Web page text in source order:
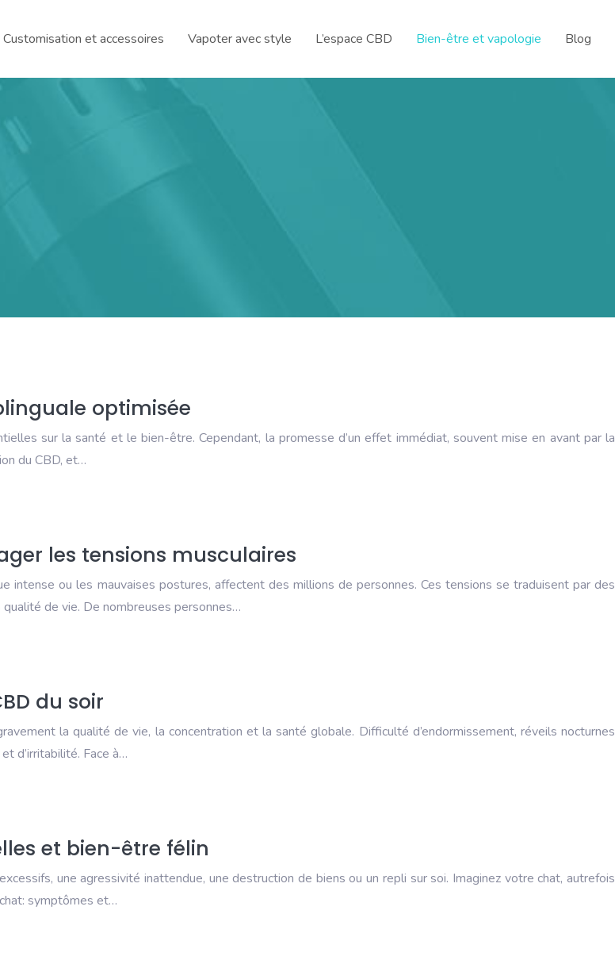
Customisation et accessoires Vapoter avec style L’espace CBD Bien-être et vapologie Blog
optimisée
sur la santé et le bien-être. Cependant, la promesse d’un effet immédiat, souvent mise en avant par la
du CBD, et…
les tensions musculaires
intense ou les mauvaises postures, affectent des millions de personnes. Ces tensions se traduisent par des
de vie. De nombreuses personnes…
du soir
la qualité de vie, la concentration et la santé globale. Difficulté d’endormissement, réveils nocturnes
d’irritabilité. Face à…
et bien-être félin
une agressivité inattendue, une destruction de biens ou un repli sur soi. Imaginez votre chat, autrefois
symptômes et…